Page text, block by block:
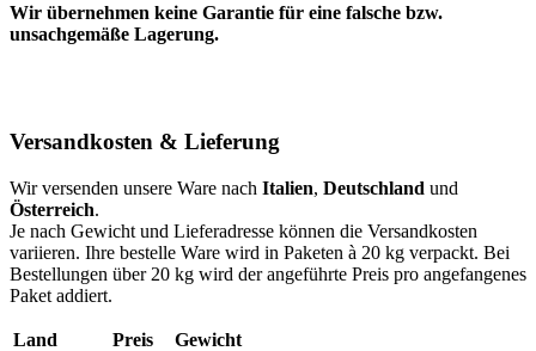
Wir übernehmen keine Garantie für eine falsche bzw.
unsachgemäße Lagerung.
Versandkosten & Lieferung
Wir versenden unsere Ware nach Italien, Deutschland und
Österreich.
Je nach Gewicht und Lieferadresse können die Versandkosten
variieren. Ihre bestelle Ware wird in Paketen à 20 kg verpackt. Bei
Bestellungen über 20 kg wird der angeführte Preis pro angefangenes
Paket addiert.
Land Preis
Gewicht